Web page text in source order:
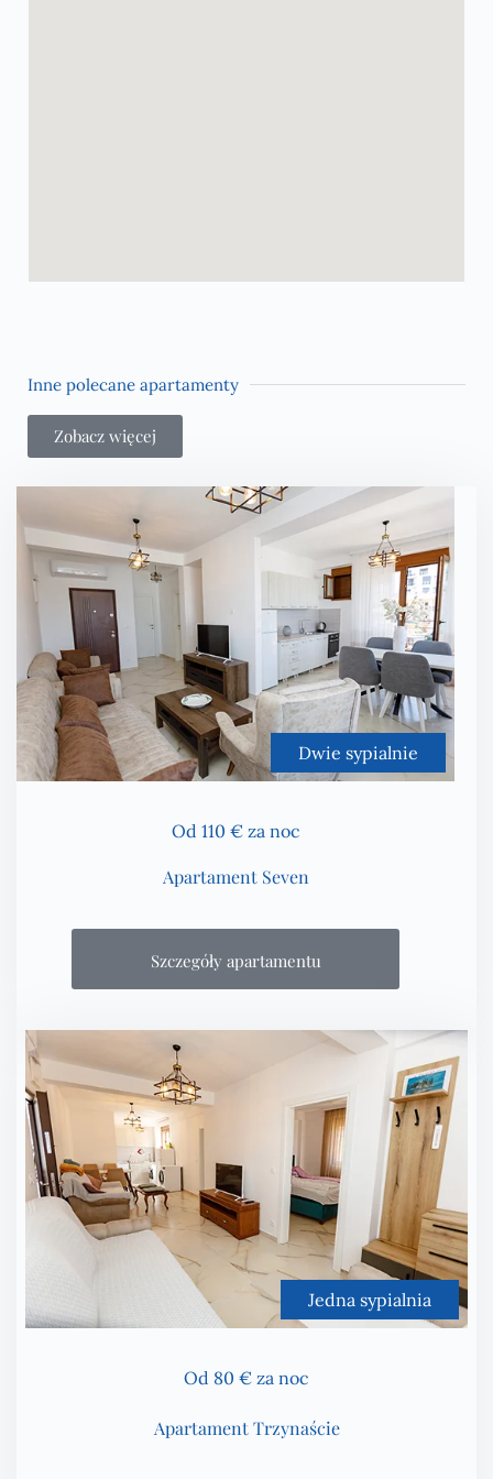
Inne polecane apartamenty
Zobacz więcej
Dwie sypialnie
Od 110 € za noc
Apartament Seven
Szczegóły apartamentu
Jedna sypialnia
Od 80 € za noc
Apartament Trzynaście